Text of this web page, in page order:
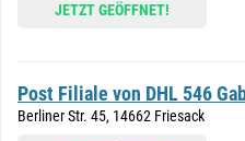
JETZT GEÖFFNET!
Post Filiale von DHL 546
Berliner Str. 45, 14662 Friesack